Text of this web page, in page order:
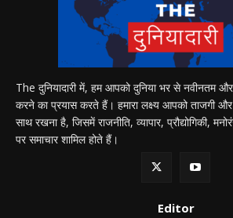
The दुनियादारी में, हम आपको दुनिया भर से नवीनतम और
करने का प्रयास करते हैं। हमारा लक्ष्य आपको ताजगी
साथ रखना है, जिसमें राजनीति, व्यापार, प्रौद्योगिकी,
पर समाचार शामिल होते हैं।
Editor